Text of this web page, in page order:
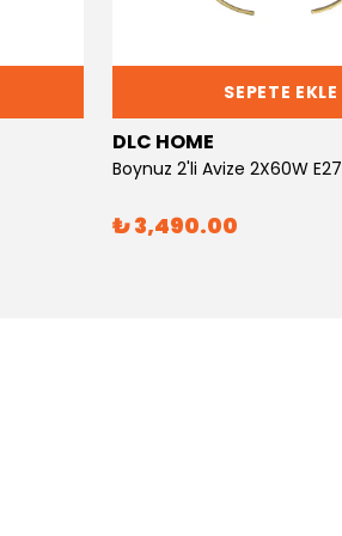
SEPETE EKLE
DLC HOME
Boynuz 2'li Avize 2X60W E27
₺ 3,490.00